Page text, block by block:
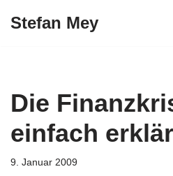
Stefan Mey
Die
einfach
9. Januar 2009